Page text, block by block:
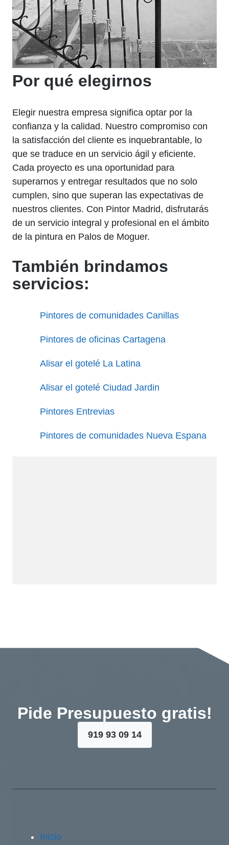
Por qué elegirnos
Elegir nuestra empresa significa optar por la
confianza y la calidad. Nuestro compromiso con
la satisfacción del cliente es inquebrantable, lo
que se traduce en un servicio ágil y eficiente.
Cada proyecto es una oportunidad para
superarnos y entregar resultados que no solo
cumplen, sino que superan las expectativas de
nuestros clientes. Con Pintor Madrid, disfrutarás
de un servicio integral y profesional en el ámbito
de la pintura en Palos de Moguer.
También brindamos
servicios:
Pintores de comunidades Canillas
Pintores de oficinas Cartagena
Alisar el gotelé La Latina
Alisar el gotelé Ciudad Jardin
Pintores Entrevias
Pintores de comunidades Nueva Espana
Pide Presupuesto gratis!
919 93 09 14
Inicio